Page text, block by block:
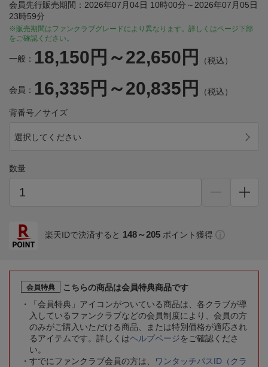
会員先行販売期間：2026年07月04日 10時00分～2026年07月05日
23時59分
※販売期間はファンクラブグレードにより異なります。詳しくはページ下部
をご確認ください。
一般： 18,150円～22,650円 （税込）
会員： 16,335円～20,835円 （税込）
背番号／サイズ
選択してください
数量
楽天IDで決済すると 148～205 ポイント獲得
会員特典
こちらの商品は会員特典商品です
「会員特典」アイコンがついている商品は、各クラブが導
入しているファンクラブなどの会員制度により、会員の方
のみがご購入いただける商品、または特別価格が適応され
るアイテムです。詳しくはヘルプページをご確認くださ
い。
すでにファンクラブ会員の方は、
ワンタッチパスID（クラ